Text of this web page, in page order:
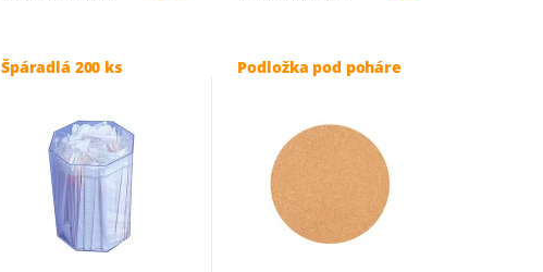
Špáradlá 200 ks Podložka pod poháre